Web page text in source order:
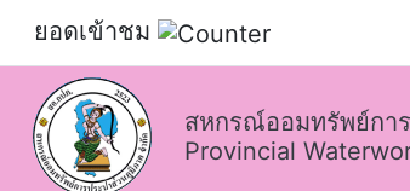
ยอดเข้าชม
สหกรณ์ออมทรัพย์กา
Provincial